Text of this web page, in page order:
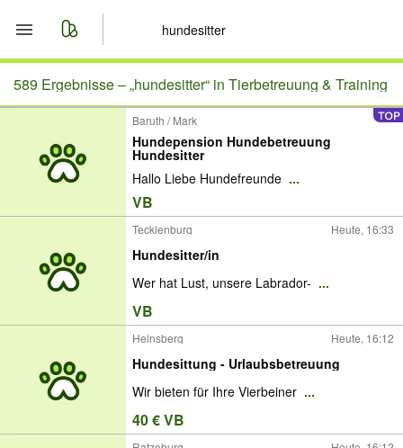
Start
Nachrichten
Anzeige aufgeben
589 Ergebnisse –„hundesitter“ in Tierbetreuung & Training
Baruth / Mark
Hundepension Hundebetreuung
Hundesitter
Hallo Liebe Hundefreunde ...
VB
Tecklenburg Heute, 16:33
Hundesitter/in
Wer hat Lust, unsere Labrador- ...
VB
Heinsberg Heute, 16:12
Hundesittung - Urlaubsbetreuung
Wir bieten für Ihre Vierbeiner ...
40 € VB